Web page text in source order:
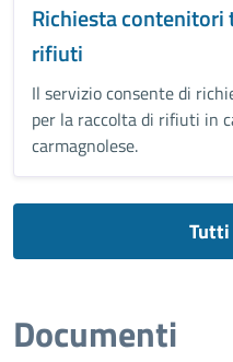
Richiesta
rifiuti
Il servizio consente di
per la raccolta di rifiuti in
carmagnolese.
Documenti